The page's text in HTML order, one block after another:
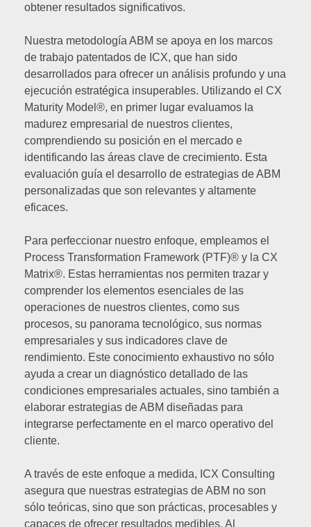
obtener resultados significativos.
Nuestra metodología ABM se apoya en los marcos
de trabajo patentados de ICX, que han sido
desarrollados para ofrecer un análisis profundo y una
ejecución estratégica insuperables. Utilizando el CX
Maturity Model®, en primer lugar evaluamos la
madurez empresarial de nuestros clientes,
comprendiendo su posición en el mercado e
identificando las áreas clave de crecimiento. Esta
evaluación guía el desarrollo de estrategias de ABM
personalizadas que son relevantes y altamente
eficaces.
Para perfeccionar nuestro enfoque, empleamos el
Process Transformation Framework (PTF)® y la CX
Matrix®. Estas herramientas nos permiten trazar y
comprender los elementos esenciales de las
operaciones de nuestros clientes, como sus
procesos, su panorama tecnológico, sus normas
empresariales y sus indicadores clave de
rendimiento. Este conocimiento exhaustivo no sólo
ayuda a crear un diagnóstico detallado de las
condiciones empresariales actuales, sino también a
elaborar estrategias de ABM diseñadas para
integrarse perfectamente en el marco operativo del
cliente.
A través de este enfoque a medida, ICX Consulting
asegura que nuestras estrategias de ABM no son
sólo teóricas, sino que son prácticas, procesables y
capaces de ofrecer resultados medibles. Al